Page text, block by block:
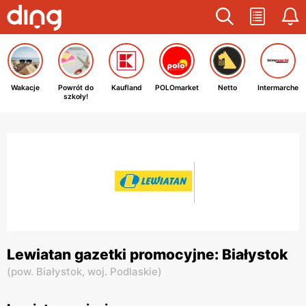
Wakacje
Powrót do
szkoły!
Kaufland POLOmarket Netto Intermarche
Lewiatan gazetki promocyjne: Białystok
(pow. Białystok, woj. Podlaskie)